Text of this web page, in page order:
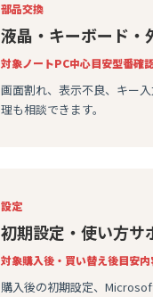
部品交換
液晶・キーボード・
画面割れ、表示不良、キー
理も相談できます。
対象ノートPC中心目安型番確
設定
初期設定・使い方サ
購入後の初期設定、
対象購入後・買い替え後目安